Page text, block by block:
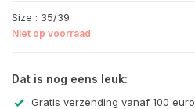
Size : 35/39
Niet op voorraad
Dat is nog eens leuk:
Gratis verzending vanaf 100 euro